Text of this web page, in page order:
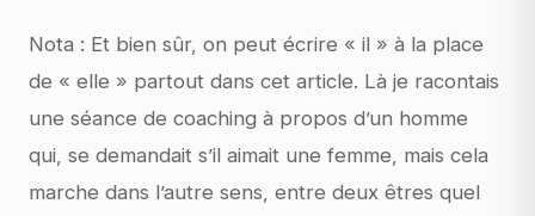
Nota : Et bien sûr, on peut écrire « il » à la place
de « elle » partout dans cet article. Là je racontais
une séance de coaching à propos d’un homme
qui, se demandait s’il aimait une femme, mais cela
marche dans l’autre sens, entre deux êtres quel